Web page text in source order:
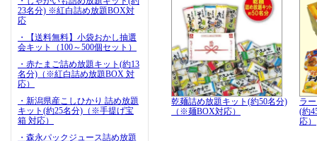
23名分) ※紅白詰め放題BOX対
応
・【送料無料】小袋おかし抽選
会キット（100～500個セット）
・赤たまご詰め放題キット(約13
名分)（※紅白詰め放題BOX 対
応）
・新潟県産こしひかり 詰め放題
キット(約25名分)（※手提げ宝
箱 対応）
・森永パックジュース詰め放題
乾麺詰め放題キット(約50名分)
（※麺BOX対応）
ラ
(約
応）